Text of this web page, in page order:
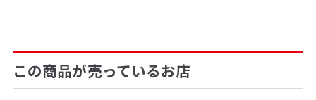
この商品が売っているお店